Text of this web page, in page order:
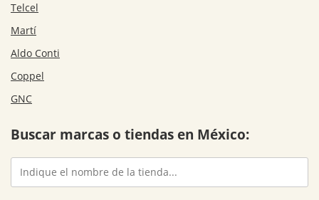
Telcel
Martí
Aldo Conti
Coppel
GNC
Buscar marcas o tiendas en México: